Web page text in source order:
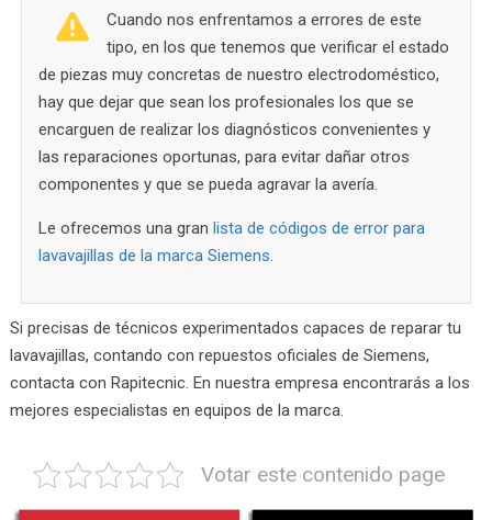
Cuando nos enfrentamos a errores de este
tipo, en los que tenemos que verificar el estado
de piezas muy concretas de nuestro electrodoméstico,
hay que dejar que sean los profesionales los que se
encarguen de realizar los diagnósticos convenientes y
las reparaciones oportunas, para evitar dañar otros
componentes y que se pueda agravar la avería.
Le ofrecemos una gran lista de códigos de error para
lavavajillas de la marca Siemens.
Si precisas de técnicos experimentados capaces de reparar tu
lavavajillas, contando con repuestos oficiales de Siemens,
contacta con Rapitecnic. En nuestra empresa encontrarás a los
mejores especialistas en equipos de la marca.
Votar este contenido page